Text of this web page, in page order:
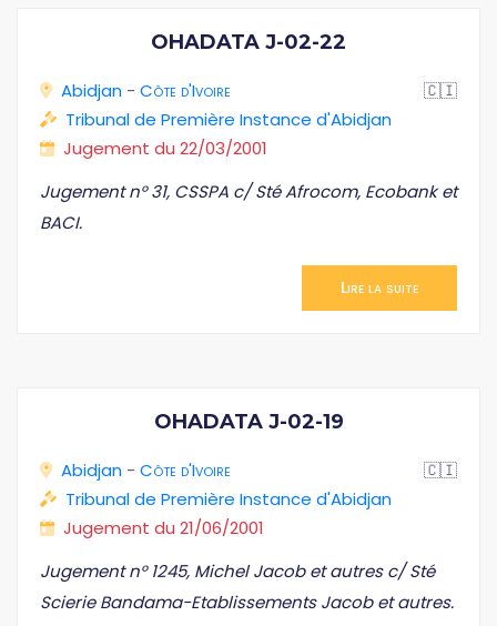
OHADATA J-02-22
Abidjan - Côte d'Ivoire
🇨🇮
Tribunal de Première Instance d'Abidjan
Jugement du 22/03/2001
Jugement n° 31, CSSPA c/ Sté Afrocom, Ecobank et
BACI.
Lire la suite
OHADATA J-02-19
Abidjan - Côte d'Ivoire
🇨🇮
Tribunal de Première Instance d'Abidjan
Jugement du 21/06/2001
Jugement n° 1245, Michel Jacob et autres c/ Sté
Scierie Bandama-Etablissements Jacob et autres.